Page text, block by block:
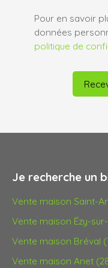
Pour en savoir
données
politique de
Je recherche un
Vente maison Saint-
Vente maison Ézy-
Vente maison Bréval
Vente maison Anet